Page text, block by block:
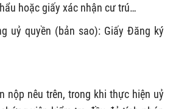
hoặc giấy xác nhận cư trú…
uỷ quyền (bản sao): Giấy Đăng ký
nộp nêu trên, trong khi thực hiện uỷ